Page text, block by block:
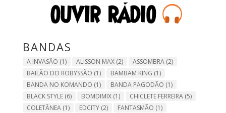
BANDAS
A INVASÃO (1) ALISSON MAX(2) ASSOMBRA(2)
BAILÃO DO ROBYSSÃO (1) BAMBAM KING (1)
BANDA NO KOMANDO (1) BANDA PAGODÃO (1)
BLACK STYLE(6) BOMDIMIX(1) CHICLETE FERREIRA(5)
COLETÂNEA(1) EDCITY(2) FANTASMÃO (1)